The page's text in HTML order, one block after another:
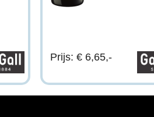
Prijs: € 6,65,-